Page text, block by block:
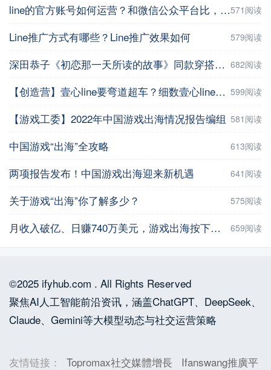
line的官方账号如何运营？和微信公众平台比，运营有什么不同？571阅读
Line推广方式有哪些？Line推广效果如何 579阅读
深田恭子《初恋那一天所读的故事》同款穿搭合集（更新至EP06）（初恋那一天所读的故事）剧评 682阅读
【创造营】壹心line要弯道超车？细数壹心line和R1SE出道资源 599阅读
【游戏工委】2022年中国游戏出海情况报告编组 581阅读
中国游戏“出海”全攻略 613阅读
两项报告发布！中国游戏出海迎来新机遇 641阅读
关于游戏“出海”你了解多少？ 575阅读
月收入破亿、日赚740万美元，游戏出海按下了加速键 659阅读
©2025 ifyhub.com . All Rights Reserved
聚焦AI人工智能前沿资讯，涵盖ChatGPT、DeepSeek、
Claude、Gemini等大模型动态与社交运营策略
友情链接： Topromax社交媒體增長 Ifanswang推廣平